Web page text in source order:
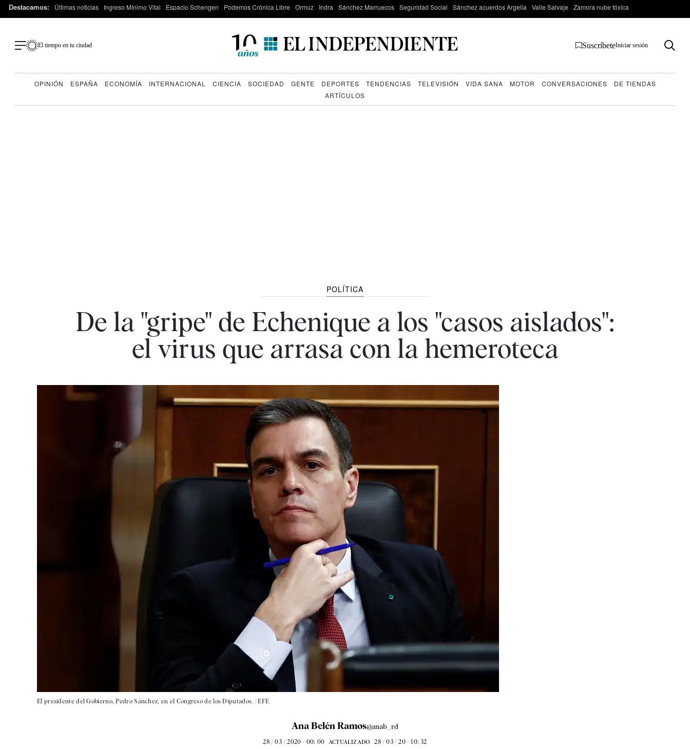
Destacamos: Últimas noticias Ingreso Mínimo Vital Espacio Schengen Podemos Crónica Libre Ormuz Indra Sánchez Marruecos Seguridad Social Sánchez acuerdos Argelia Valle Salvaje Zamora nube tóxica
El tiempo en tu ciudad SuscríbeteIniciar sesión
OPINIÓN ESPAÑA ECONOMÍA INTERNACIONAL CIENCIA SOCIEDAD GENTE DEPORTES TENDENCIAS TELEVISIÓN VIDA SANA MOTOR CONVERSACIONES
DE TIENDAS
ARTÍCULOS
POLÍTICA
De la "gripe" de Echenique a los "casos aislados":
el virus que arrasa con la hemeroteca
El presidente del Gobierno, Pedro Sánchez, en el Congreso de los Diputados. |EFE
Ana Belén Ramos@anab_rd
28 / 03 / 2020 - 00: 00 ACTUALIZADO 28 / 03 / 20 - 10: 32